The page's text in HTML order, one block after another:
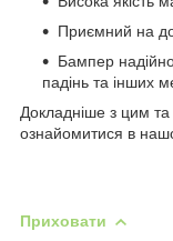
Приємний на
Бампер
падінь та інших
Докладніше з цим
ознайомитися в
Приховати